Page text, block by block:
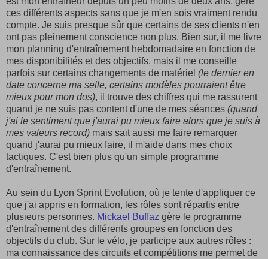
ces différents aspects sans que je m'en sois vraiment rendu
compte. Je suis presque sûr que certains de ses clients n'en
ont pas pleinement conscience non plus. Bien sur, il me livre
mon planning d'entraînement hebdomadaire en fonction de
mes disponibilités et des objectifs, mais il me conseille
parfois sur certains changements de matériel (le dernier en
date concerne ma selle, certains modèles pourraient être
mieux pour mon dos), il trouve des chiffres qui me rassurent
quand je ne suis pas content d'une de mes séances (quand
j'ai le sentiment que j'aurai pu mieux faire alors que je suis à
mes valeurs record) mais sait aussi me faire remarquer
quand j'aurai pu mieux faire, il m'aide dans mes choix
tactiques. C'est bien plus qu'un simple programme
d'entraînement.
Au sein du Lyon Sprint Evolution, où je tente d'appliquer ce
que j'ai appris en formation, les rôles sont répartis entre
plusieurs personnes. Mickael Buffaz gère le programme
d'entraînement des différents groupes en fonction des
objectifs du club. Sur le vélo, je participe aux autres rôles :
ma connaissance des circuits et compétitions me permet de